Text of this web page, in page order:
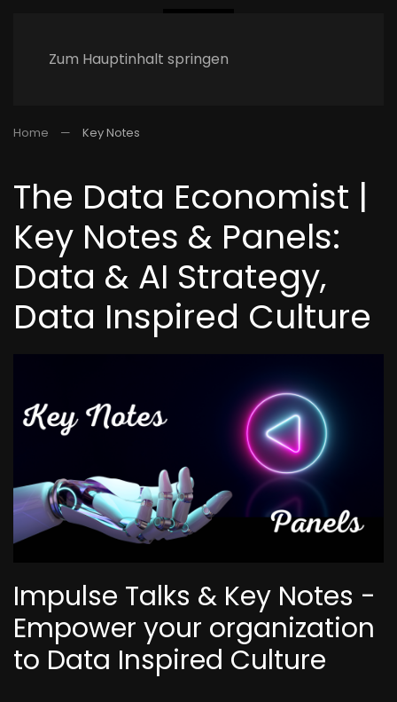
Zum Hauptinhalt springen
Home Key Notes
The Data Economist |
Key Notes & Panels:
Data & AI Strategy,
Data Inspired Culture
Impulse Talks & Key Notes -
Empower your organization
to Data Inspired Culture